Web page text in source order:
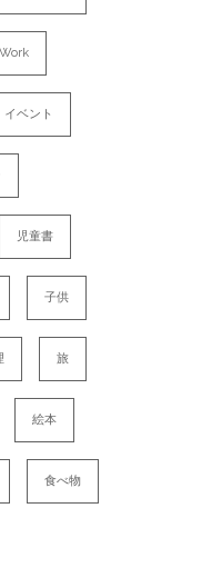
Work
イベント
児童書
子供
旅
絵本
食べ物